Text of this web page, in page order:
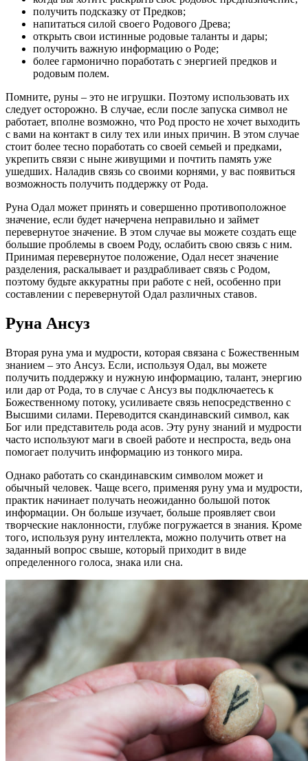
получить подсказку от Предков;
напитаться силой своего Родового Древа;
открыть свои истинные родовые таланты и дары;
получить важную информацию о Роде;
более гармонично поработать с энергией предков и
родовым полем.
Помните, руны – это не игрушки. Поэтому использовать их
следует осторожно. В случае, если после запуска символ не
работает, вполне возможно, что Род просто не хочет выходить
с вами на контакт в силу тех или иных причин. В этом случае
стоит более тесно поработать со своей семьей и предками,
укрепить связи с ныне живущими и почтить память уже
ушедших. Наладив связь со своими корнями, у вас появиться
возможность получить поддержку от Рода.
Руна Одал может принять и совершенно противоположное
значение, если будет начерчена неправильно и займет
перевернутое значение. В этом случае вы можете создать еще
большие проблемы в своем Роду, ослабить свою связь с ним.
Принимая перевернутое положение, Одал несет значение
разделения, раскалывает и раздрабливает связь с Родом,
поэтому будьте аккуратны при работе с ней, особенно при
составлении с перевернутой Одал различных ставов.
Руна Ансуз
Вторая руна ума и мудрости, которая связана с Божественным
знанием – это Ансуз. Если, используя Одал, вы можете
получить поддержку и нужную информацию, талант, энергию
или дар от Рода, то в случае с Ансуз вы подключаетесь к
Божественному потоку, усиливаете связь непосредственно с
Высшими силами. Переводится скандинавский символ, как
Бог или представитель рода асов. Эту руну знаний и мудрости
часто используют маги в своей работе и неспроста, ведь она
помогает получить информацию из тонкого мира.
Однако работать со скандинавским символом может и
обычный человек. Чаще всего, применяя руну ума и мудрости,
практик начинает получать неожиданно большой поток
информации. Он больше изучает, больше проявляет свои
творческие наклонности, глубже погружается в знания. Кроме
того, используя руну интеллекта, можно получить ответ на
заданный вопрос свыше, который приходит в виде
определенного голоса, знака или сна.